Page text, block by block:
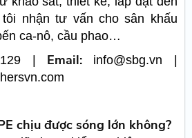
tôi nhận tư vấn cho sân khấu
ca-nô, cầu phao…
| Email:info@sbg.vn |
chịu được sóng lớn không?